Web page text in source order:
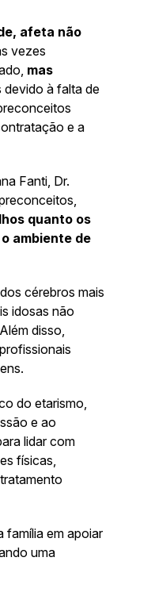
afeta não
vezes
mas
devido à falta de
e a
Fanti, Dr.
quanto os
ambiente de
dos cérebros mais
idosas não
disso,
do etarismo,
e ao
lidar com
físicas,
família em apoiar
uma